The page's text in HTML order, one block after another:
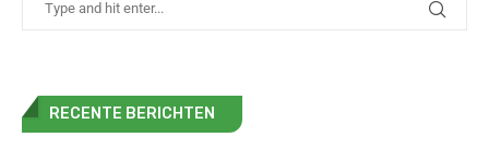
RECENTE BERICHTEN